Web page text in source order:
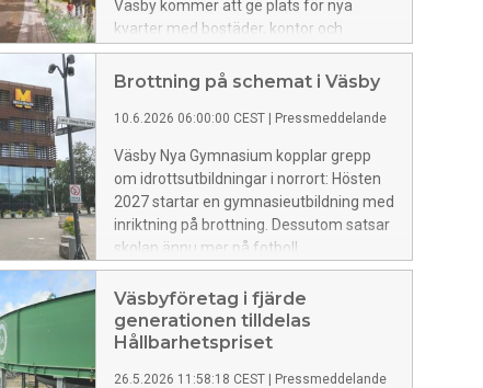
Väsby kommer att ge plats för nya
kvarter med bostäder, kontor och
förskola - och fabriksbyggnaden blir
kvar. Kommunfullmäktiges
öppnar för att kunna utveckla centrala
Brottning på schemat i Väsby
10.6.2026 06:00:00 CEST Pressmeddelande
Väsby Nya Gymnasium kopplar grepp
om idrottsutbildningar i norrort: Hösten
2027 startar en gymnasieutbildning med
inriktning på brottning. Dessutom satsar
skolan ännu mer på fotboll.
Väsbyföretag i fjärde
generationen tilldelas
Hållbarhetspriset
26.5.2026 11:58:18 CEST Pressmeddelande